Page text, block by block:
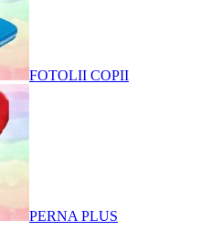
FOTOLII COPII
PERNA PLUS